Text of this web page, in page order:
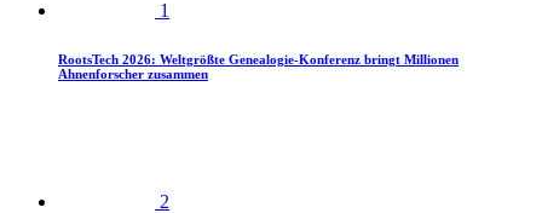
1
RootsTech 2026: Weltgrößte Genealogie-Konferenz bringt Millionen
Ahnenforscher zusammen
2